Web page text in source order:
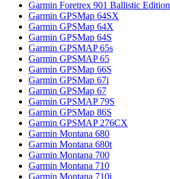
Garmin Foretrex 901 Ballistic Edition
Garmin GPSMap 64SX
Garmin GPSMap 64X
Garmin GPSMap 64S
Garmin GPSMAP 65s
Garmin GPSMAP 65
Garmin GPSMap 66S
Garmin GPSMap 67i
Garmin GPSMap 67
Garmin GPSMAP 79S
Garmin GPSMap 86S
Garmin GPSMAP 276CX
Garmin Montana 680
Garmin Montana 680t
Garmin Montana 700
Garmin Montana 710
Garmin Montana 710i